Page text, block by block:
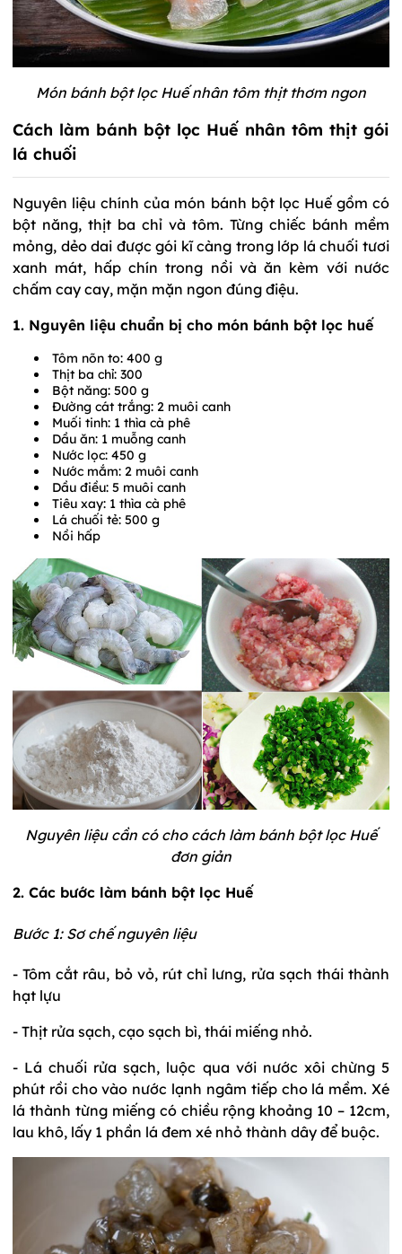
Món bánh bột lọc Huế nhân tôm thịt thơm ngon
Cách làm bánh bột lọc Huế nhân tôm thịt gói
lá chuối
Nguyên liệu chính của món bánh bột lọc Huế gồm có
bột năng, thịt ba chỉ và tôm. Từng chiếc bánh mềm
mỏng, dẻo dai được gói kĩ càng trong lớp lá chuối tươi
xanh mát, hấp chín trong nồi và ăn kèm với nước
chấm cay cay, mặn mặn ngon đúng điệu.
1. Nguyên liệu chuẩn bị cho món bánh bột lọc huế
Tôm nõn to: 400 g
Thịt ba chỉ: 300
Bột năng: 500 g
Đường cát trắng: 2 muôi canh
Muối tinh: 1 thìa cà phê
Dầu ăn: 1 muỗng canh
Nước lọc: 450 g
Nước mắm: 2 muôi canh
Dầu điều: 5 muôi canh
Tiêu xay: 1 thìa cà phê
Lá chuối tẻ: 500 g
Nồi hấp
Nguyên liệu cần có cho cách làm bánh bột lọc Huế
đơn giản
2. Các bước làm bánh bột lọc Huế
Bước 1: Sơ chế nguyên liệu
- Tôm cắt râu, bỏ vỏ, rút chỉ lưng, rửa sạch thái thành
hạt lựu
- Thịt rửa sạch, cạo sạch bì, thái miếng nhỏ.
- Lá chuối rửa sạch, luộc qua với nước xôi chừng 5
phút rồi cho vào nước lạnh ngâm tiếp cho lá mềm. Xé
lá thành từng miếng có chiều rộng khoảng 10 – 12cm,
lau khô, lấy 1 phần lá đem xé nhỏ thành dây để buộc.